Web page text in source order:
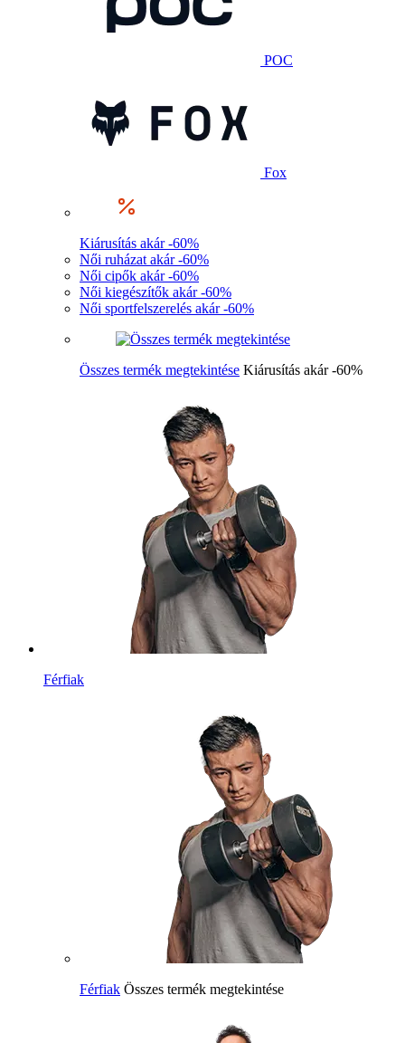
POC
Fox
Kiárusítás akár -60%
Női ruházat akár -60%
Női cipők akár -60%
Női kiegészítők akár -60%
Női sportfelszerelés akár -60%
Összes termék megtekintése Kiárusítás akár -60%
Férfiak
Férfiak Összes termék megtekintése